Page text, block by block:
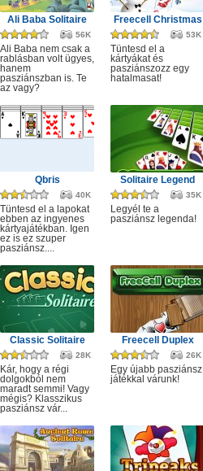
Ali Baba Solitaire
56K
Ali Baba nem csak a
rablásban volt ügyes,
hanem
pasziánszban is. Te
az vagy?
Freecell Christmas
53K
Tüntesd el a
kártyákat és
pasziánszozz egy
hatalmasat!
Qbris
40K
Tüntesd el a lapokat
ebben az ingyenes
kártyajátékban. Igen
ez is ez szuper
pasziánsz....
Solitaire Legend
35K
Legyél te a
pasziánsz legenda!
Classic Solitaire
28K
Kár, hogy a régi
dolgokból nem
maradt semmi! Vagy
mégis? Klasszikus
pasziánsz vár...
Freecell Duplex
26K
Egy újabb pasziánsz
játékkal várunk!